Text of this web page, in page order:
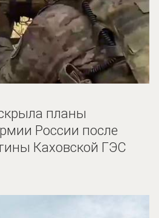
планы
России после
Каховской ГЭС